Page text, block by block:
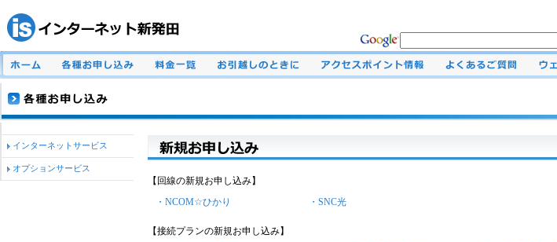
インターネットサービス
オプションサービス
【回線の新規お申し込み】
・NCOM☆ひかり
・SNC光
【接続プランの新規お申し込み】